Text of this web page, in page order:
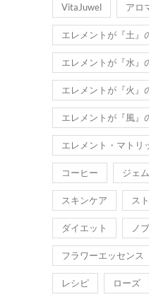
VitaJuwel アロ
エレメントが『土』
エレメントが『水』
エレメントが『火』
エレメントが『風』
エレメント・マトリ
コーヒー ジェ
スキンケア ス
ダイエット ノブ
フラワーエッセンス
レシピ ローズ